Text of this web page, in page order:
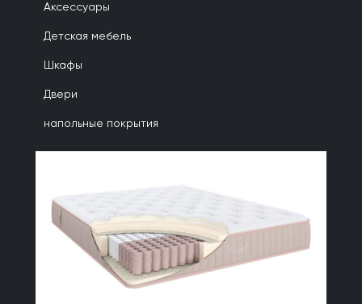
Аксессуары
Детская мебель
Шкафы
Двери
напольные покрытия